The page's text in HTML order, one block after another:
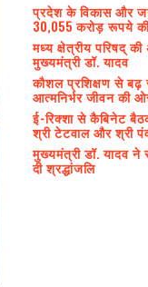
प्रदेश के विकास और
30,055 करोड़ रूपये
मध्य क्षेत्रीय परिषद्
मुख्यमंत्री डॉ. यादव
कौशल प्रशिक्षण से बढ़
आत्मनिर्भर जीवन की
ई-रिक्शा से कैबिनेट
श्री टेटवाल और श्री
मुख्यमंत्री डॉ. यादव ने
दी श्रद्धांजलि